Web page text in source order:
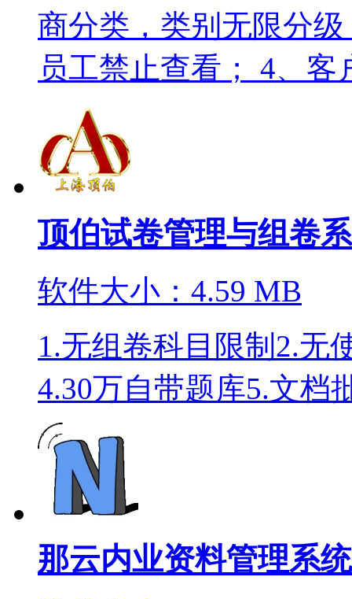
商分类，类别无限分
员工禁止查看； 4、客
顶伯试卷管理与组卷
软件大小：4.59 MB
1.无组卷科目限制2.无
4.30万自带题库5.文档
那云内业资料管理系统